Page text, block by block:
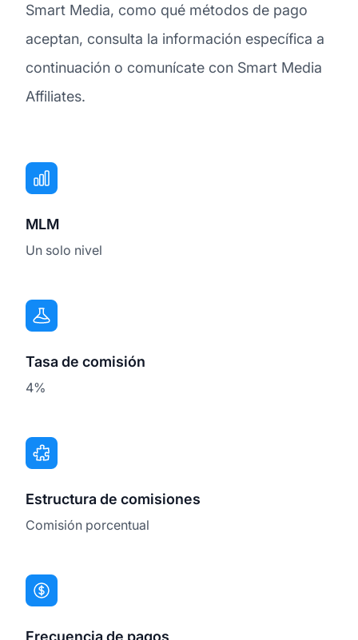
Smart Media, como qué métodos de pago
aceptan, consulta la información específica a
continuación o comunícate con Smart Media
Affiliates.
MLM
Un solo nivel
Tasa de comisión
4%
Estructura de comisiones
Comisión porcentual
Frecuencia de pagos